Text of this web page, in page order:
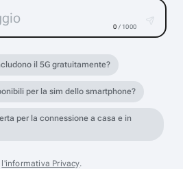
0 / 1000
il 5G gratuitamente?
per la sim dello smartphone?
per la connessione a casa e in
l'informativa Privacy.